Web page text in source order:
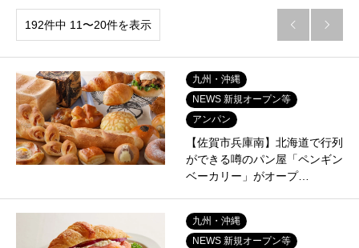
192件中 11〜20件を表示  
九州・沖縄
NEWS 新規オープン等
アンパン
【佐賀市兵庫南】北海道で行列
ができる噂のパン屋「ペンギン
ベーカリー」がオープ…
九州・沖縄
NEWS 新規オープン等